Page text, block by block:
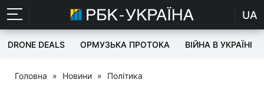
UA
DRONE DEALS ОРМУЗЬКА ПРОТОКА ВІЙНА В УКРАЇНІ
Головна » Новини » Політика